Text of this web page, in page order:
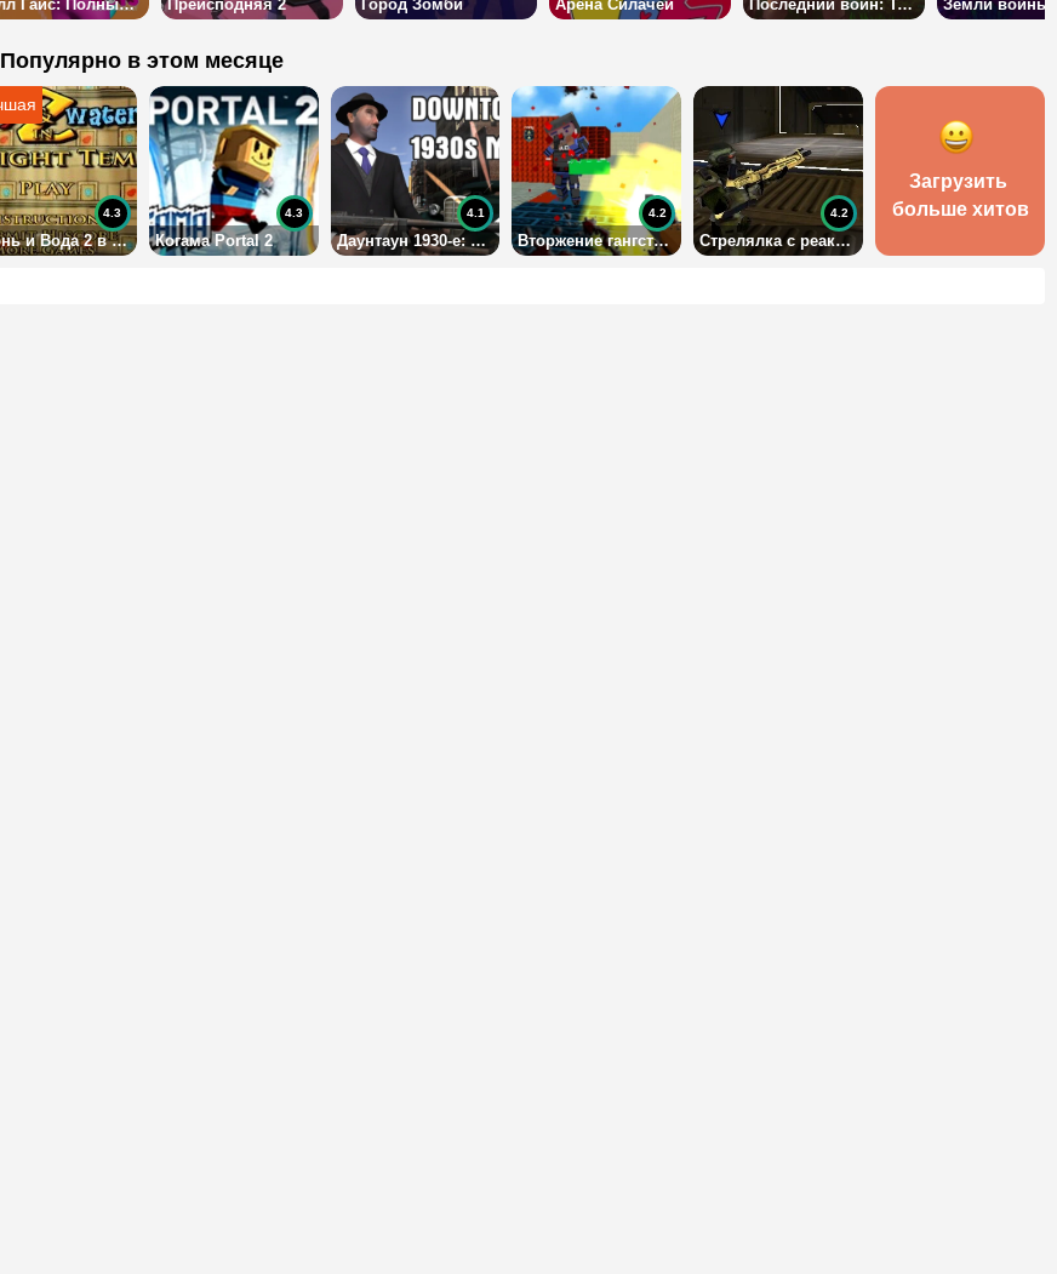
Фолл Гайс: Полный Нокаут Преисподняя 2 Город Зомби Арена Силачей Последний воин: Темный рыцарь Земли войны
Популярно в этом месяце
Огонь и Вода 2 в Храме Света
4.3
Когама Portal 2
4.3
Даунтаун 1930-е: Мафия
4.1
Вторжение гангстеров в мир Майнкрафта
4.2
Стрелялка с реактивным ранцем
4.2
Загрузить
больше хитов